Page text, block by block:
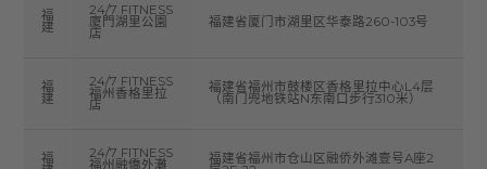
福
建
24/7 FITNESS
廈門湖里公園
店
福建省厦门市湖里区华泰路260-103号
福
建
24/7 FITNESS
福州香格里拉
店
福建省福州市鼓楼区香格里拉中心L4层
（南门兜地铁站N东南口步行310米）
福 24/7 FITNESS
福州融僑外灘 福建省福州市仓山区融侨外滩壹号A座2